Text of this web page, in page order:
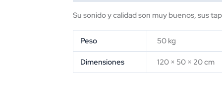
Su sonido y calidad son muy buenos, sus
Peso 50 kg
Dimensiones 120 × 50 × 20 cm